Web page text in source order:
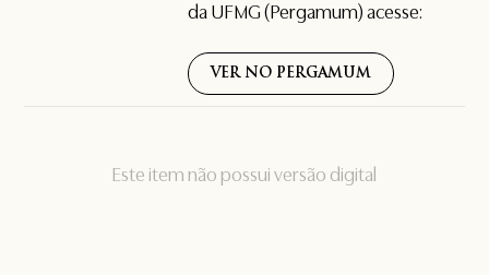
Este item não possui versão digital
da UFMG (Pergamum) acesse:
VER NO PERGAMUM